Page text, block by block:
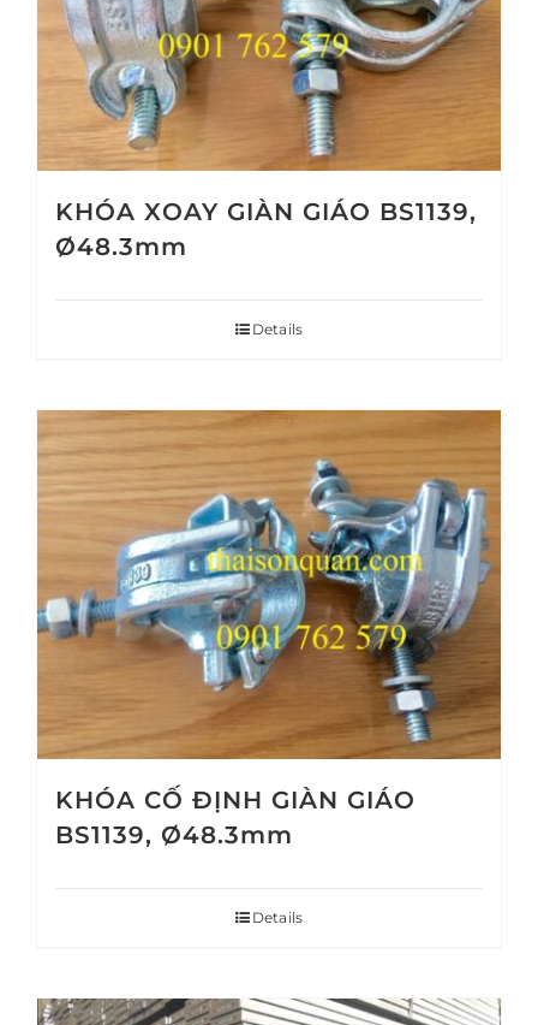
KHÓA XOAY GIÀN GIÁO BS1139,
Ø48.3mm
Details
KHÓA CỐ ĐỊNH GIÀN GIÁO
BS1139, Ø48.3mm
Details